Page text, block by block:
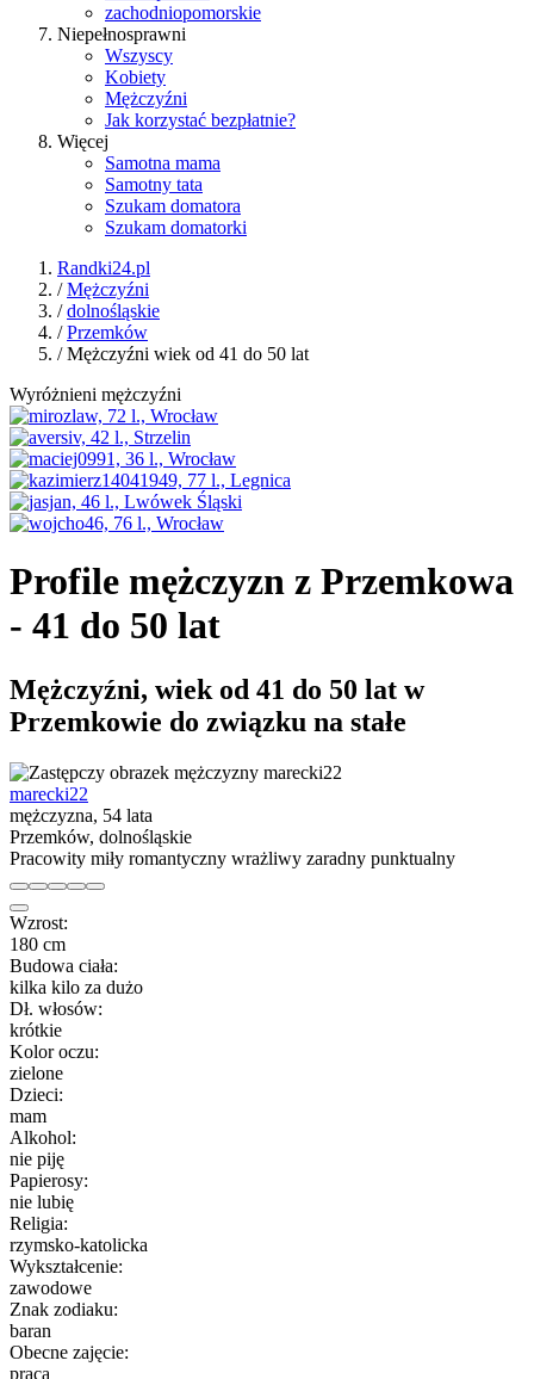
zachodniopomorskie
Niepełnosprawni
Wszyscy
Kobiety
Mężczyźni
Jak korzystać bezpłatnie?
Więcej
Samotna mama
Samotny tata
Szukam domatora
Szukam domatorki
Randki24.pl
/Mężczyźni
/dolnośląskie
/Przemków
/ Mężczyźni wiek od 41 do 50 lat
Wyróżnieni mężczyźni
Profile mężczyzn z Przemkowa
- 41 do 50 lat
Mężczyźni, wiek od 41 do 50 lat w
Przemkowie do związku na stałe
marecki22
mężczyzna, 54 lata
Przemków, dolnośląskie
Pracowity miły romantyczny wrażliwy zaradny punktualny
Wzrost:
180 cm
Budowa ciała:
kilka kilo za dużo
Dł. włosów:
krótkie
Kolor oczu:
zielone
Dzieci:
mam
Alkohol:
nie piję
Papierosy:
nie lubię
Religia:
rzymsko-katolicka
Wykształcenie:
zawodowe
Znak zodiaku:
baran
Obecne zajęcie:
praca